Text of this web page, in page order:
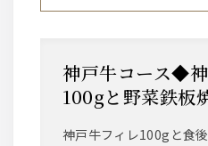
神戸牛コース◆神戸牛フィレ
100gと野菜鉄板
神戸牛フィレ100gと食